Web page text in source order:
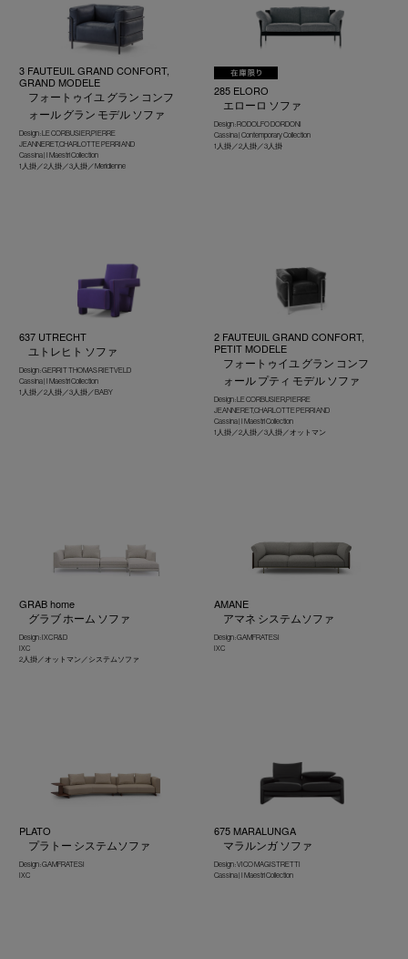
3 FAUTEUIL GRAND CONFORT,
GRAND MODELE
フォートゥイユ グラン コンフ
ォール グラン モデル ソファ
Design : LE CORBUSIER,PIERRE
JEANNERET,CHARLOTTE PERRIAND
Cassina | I Maestri Collection
1人掛／2人掛／3人掛／Meridienne
285 ELORO
エローロ ソファ
Design : RODOLFO DORDONI
Cassina | Contemporary Collection
1人掛／2人掛／3人掛
637 UTRECHT
ユトレヒト ソファ
Design : GERRIT THOMAS RIETVELD
Cassina | I Maestri Collection
1人掛／2人掛／3人掛／BABY
2 FAUTEUIL GRAND CONFORT,
PETIT MODELE
フォートゥイユ グラン コンフ
ォール プティ モデル ソファ
Design : LE CORBUSIER,PIERRE
JEANNERET,CHARLOTTE PERRIAND
Cassina | I Maestri Collection
1人掛／2人掛／3人掛／オットマン
GRAB home
グラブ ホーム ソファ
Design : IXC R&D
IXC
2人掛／オットマン／システムソファ
AMANE
アマネ システムソファ
Design : GAMFRATESI
IXC
PLATO
プラトー システムソファ
Design : GAMFRATESI
IXC
675 MARALUNGA
マラルンガ ソファ
Design : VICO MAGISTRETTI
Cassina | I Maestri Collection